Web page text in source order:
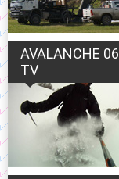
AVALANCHE 06
TV